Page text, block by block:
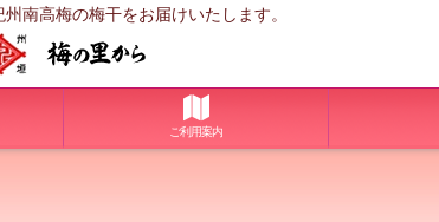
南高梅の梅干をお届けいたします。
ご利用案内